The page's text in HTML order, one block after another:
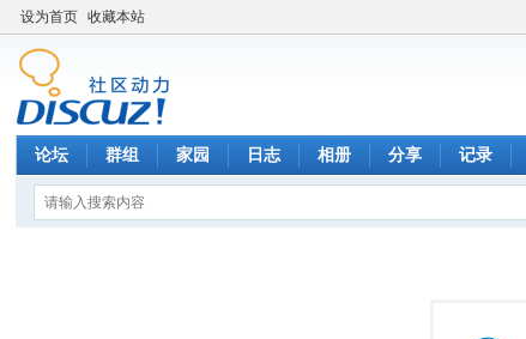
设为首页 收藏本站
论坛 群组 家园 日志 相册 分享 记录